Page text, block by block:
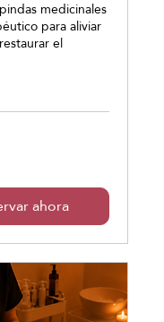
medicinales
para aliviar
el
ahora